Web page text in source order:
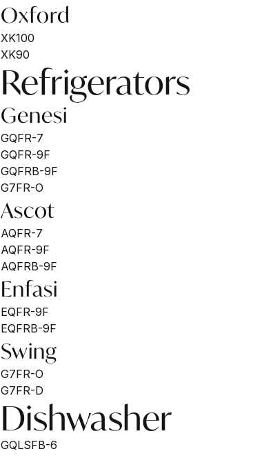
Oxford
XK100
XK90
Refrigerators
Genesi
GQFR-7
GQFR-9F
GQFRB-9F
G7FR-O
Ascot
AQFR-7
AQFR-9F
AQFRB-9F
Enfasi
EQFR-9F
EQFRB-9F
Swing
G7FR-O
G7FR-D
Dishwasher
GQLSFB-6